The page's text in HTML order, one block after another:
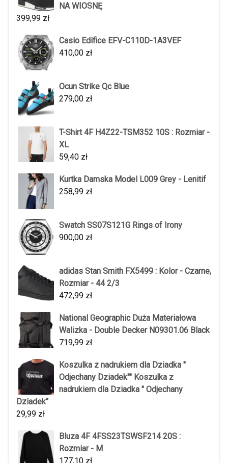
NA WIOSNĘ
399,99 zł
Casio Edifice EFV-C110D-1A3VEF
410,00 zł
Ocun Strike Qc Blue
279,00 zł
T-Shirt 4F H4Z22-TSM352 10S : Rozmiar -
XL
59,40 zł
Kurtka Damska Model L009 Grey - Lenitif
258,99 zł
Swatch SS07S121G Rings of Irony
900,00 zł
adidas Stan Smith FX5499 : Kolor - Czarne,
Rozmiar - 44 2/3
472,99 zł
National Geographic Duża Materiałowa
Walizka - Double Decker N09301.06 Black
719,99 zł
Koszulka z nadrukiem dla Dziadka "
Odjechany Dziadek"" Koszulka z
nadrukiem dla Dziadka " Odjechany
Dziadek"
29,99 zł
Bluza 4F 4FSS23TSWSF214 20S :
Rozmiar - M
177,10 zł